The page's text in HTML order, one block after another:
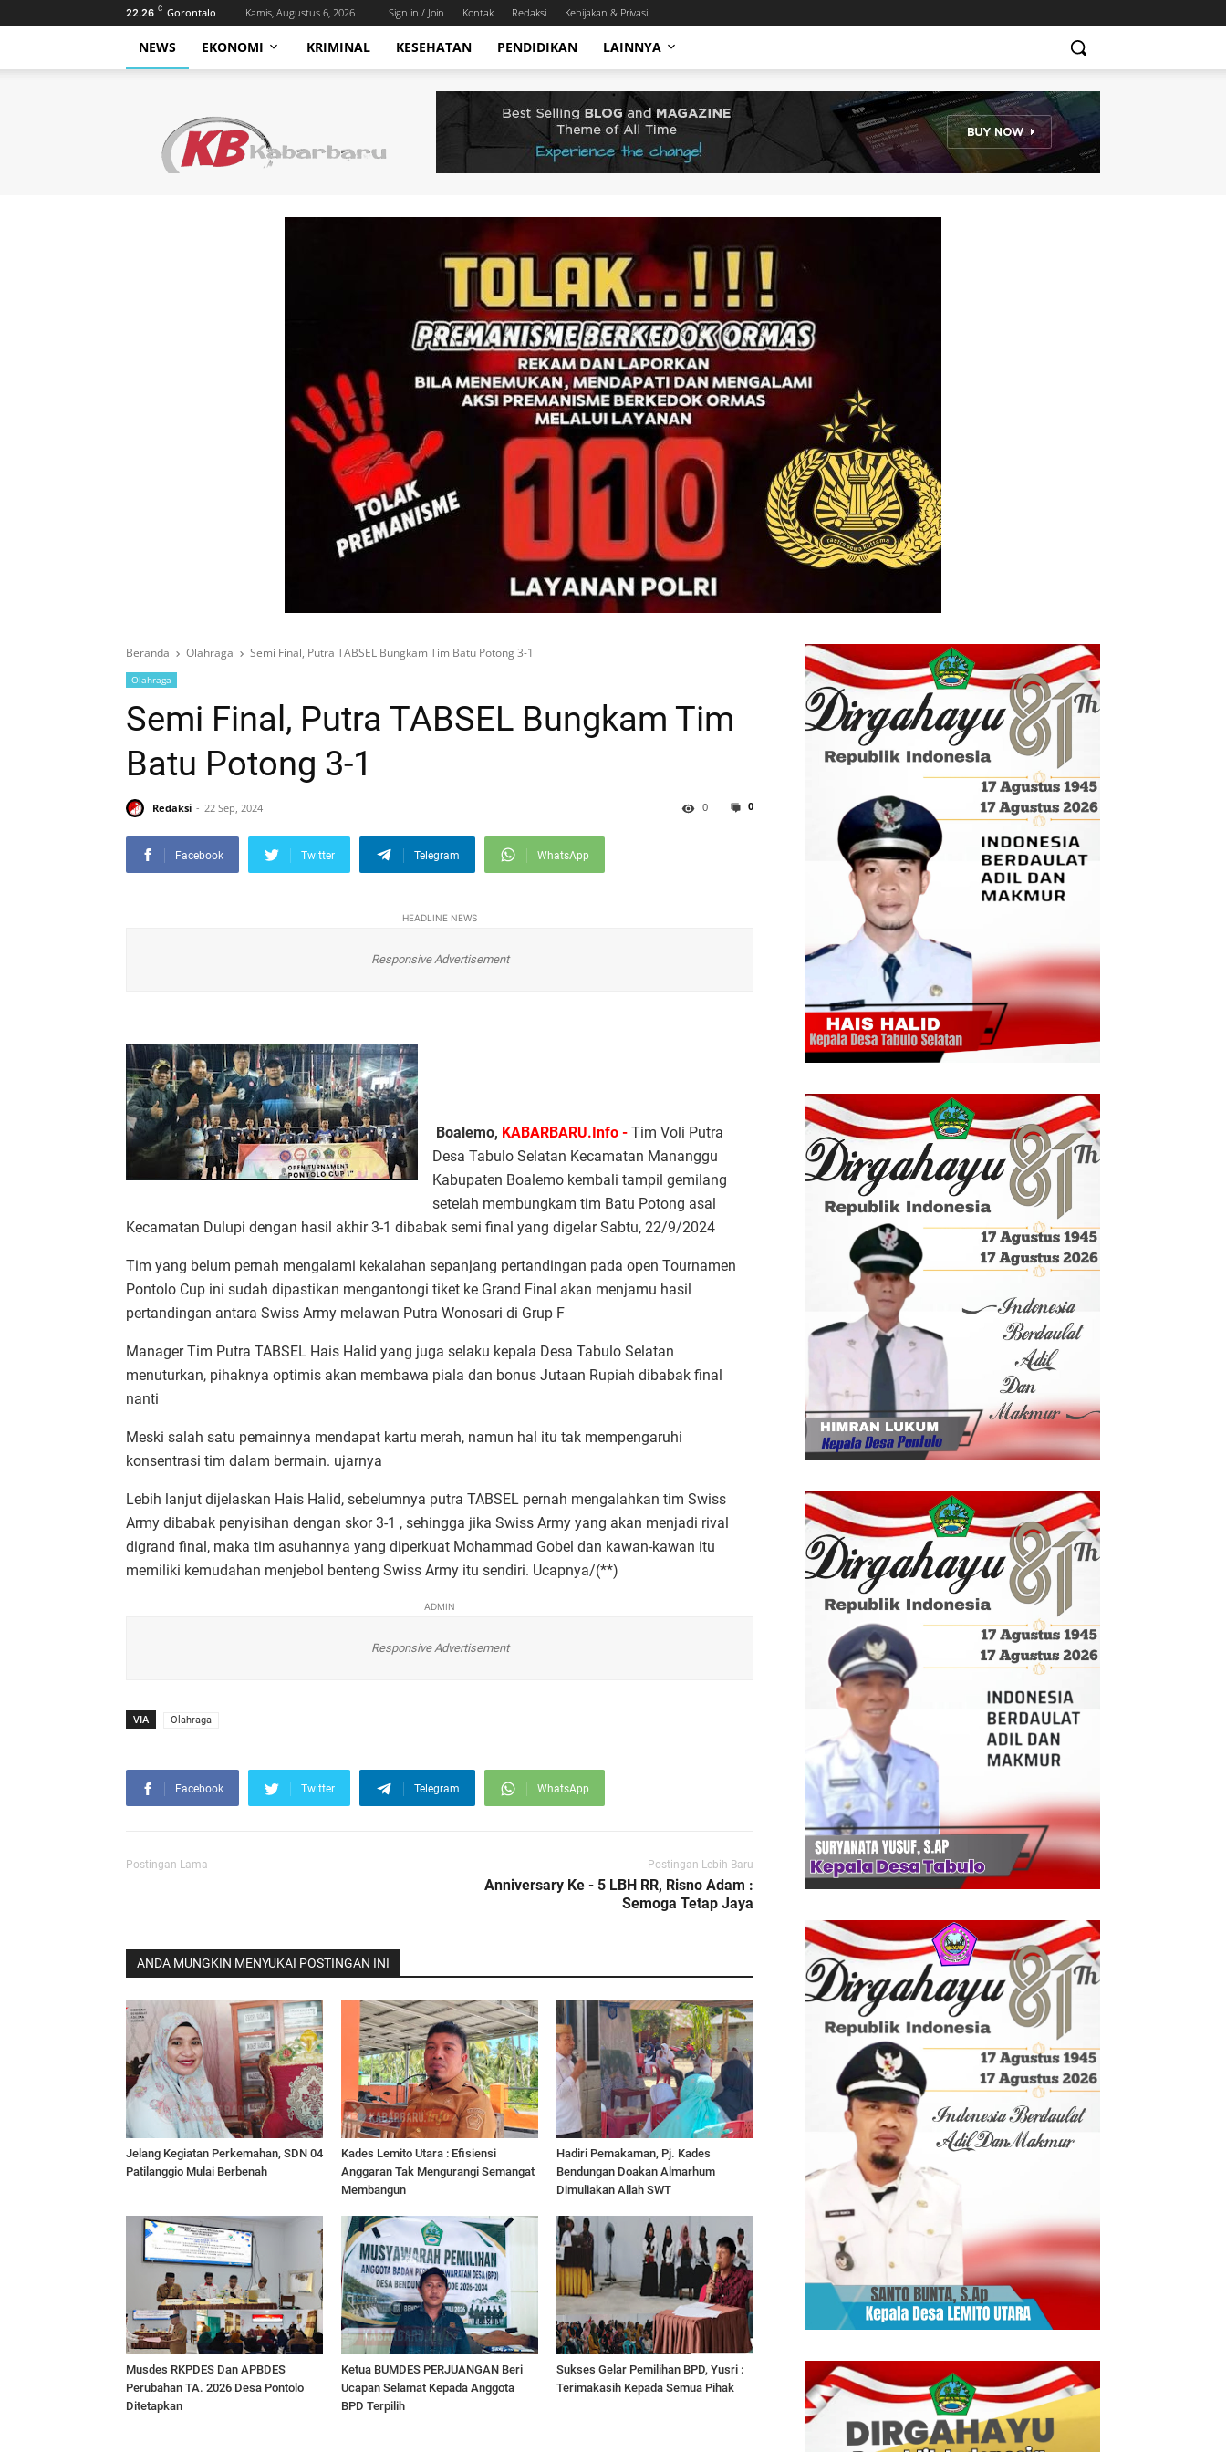
22.26 C Gorontalo Kamis, Augustus 6, 2026 Sign in / Join Kontak Redaksi Kebijakan & Privasi
NEWS EKONOMI KRIMINAL KESEHATAN PENDIDIKAN LAINNYA
Beranda Olahraga Semi Final, Putra TABSEL Bungkam Tim Batu Potong 3-1
Olahraga
Semi Final, Putra TABSEL Bungkam Tim
Batu Potong 3-1
Redaksi 22 Sep, 2024 0
0
Facebook Twitter Telegram WhatsApp
HEADLINE NEWS
Responsive Advertisement
Boalemo, KABARBARU.Info - Tim Voli Putra
Desa Tabulo Selatan Kecamatan Mananggu
Kabupaten Boalemo kembali tampil gemilang
setelah membungkam tim Batu Potong asal
Kecamatan Dulupi dengan hasil akhir 3-1 dibabak semi final yang digelar Sabtu, 22/9/2024
Tim yang belum pernah mengalami kekalahan sepanjang pertandingan pada open Tournamen
Pontolo Cup ini sudah dipastikan mengantongi tiket ke Grand Final akan menjamu hasil
pertandingan antara Swiss Army melawan Putra Wonosari di Grup F
Manager Tim Putra TABSEL Hais Halid yang juga selaku kepala Desa Tabulo Selatan
menuturkan, pihaknya optimis akan membawa piala dan bonus Jutaan Rupiah dibabak final
nanti
Meski salah satu pemainnya mendapat kartu merah, namun hal itu tak mempengaruhi
konsentrasi tim dalam bermain. ujarnya
Lebih lanjut dijelaskan Hais Halid, sebelumnya putra TABSEL pernah mengalahkan tim Swiss
Army dibabak penyisihan dengan skor 3-1 , sehingga jika Swiss Army yang akan menjadi rival
digrand final, maka tim asuhannya yang diperkuat Mohammad Gobel dan kawan-kawan itu
memiliki kemudahan menjebol benteng Swiss Army itu sendiri. Ucapnya/(**)
ADMIN
Responsive Advertisement
VIA Olahraga
Facebook Twitter Telegram WhatsApp
Postingan Lama Postingan Lebih Baru
Anniversary Ke - 5 LBH RR, Risno Adam :
Semoga Tetap Jaya
ANDA MUNGKIN MENYUKAI POSTINGAN INI
Jelang Kegiatan Perkemahan, SDN 04
Patilanggio Mulai Berbenah
Kades Lemito Utara : Efisiensi
Anggaran Tak Mengurangi Semangat
Membangun
Hadiri Pemakaman, Pj. Kades
Bendungan Doakan Almarhum
Dimuliakan Allah SWT
Musdes RKPDES Dan APBDES
Perubahan TA. 2026 Desa Pontolo
Ditetapkan
Ketua BUMDES PERJUANGAN Beri
Ucapan Selamat Kepada Anggota
BPD Terpilih
Sukses Gelar Pemilihan BPD, Yusri :
Terimakasih Kepada Semua Pihak